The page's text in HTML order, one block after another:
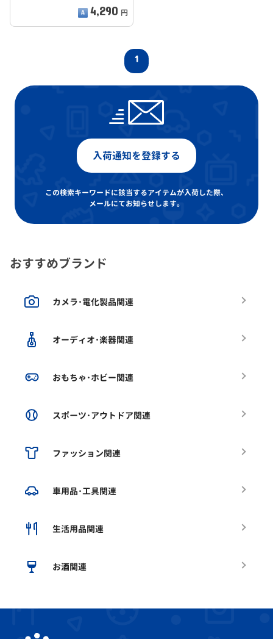
4,290 円
1
入荷通知を登録する
この検索キーワードに該当するアイテムが入荷した際、
メールにてお知らせします。
おすすめブランド
カメラ･電化製品関連
オーディオ･楽器関連
おもちゃ･ホビー関連
スポーツ･アウトドア関連
ファッション関連
車用品･工具関連
生活用品関連
お酒関連